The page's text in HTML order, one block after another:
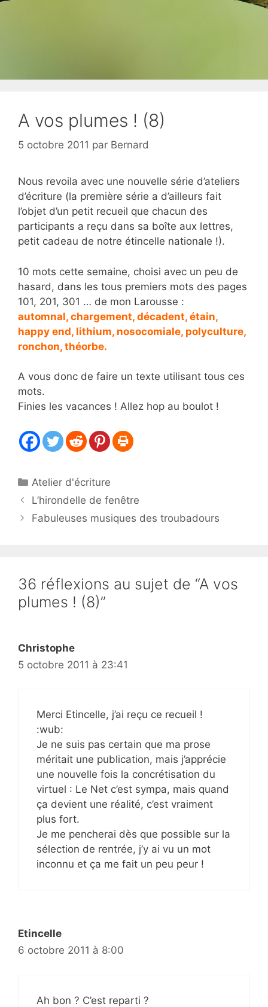
A vos plumes ! (8)
5 octobre 2011 par Bernard
Nous revoila avec une nouvelle série d’ateliers
d’écriture (la première série a d’ailleurs fait
l’objet d’un petit recueil que chacun des
participants a reçu dans sa boîte aux lettres,
petit cadeau de notre étincelle nationale !).
10 mots cette semaine, choisi avec un peu de
hasard, dans les tous premiers mots des pages
101, 201, 301 … de mon Larousse :
automnal, chargement, décadent, étain,
happy end, lithium, nosocomiale, polyculture,
ronchon, théorbe.
A vous donc de faire un texte utilisant tous ces
mots.
Finies les vacances ! Allez hop au boulot !
Catégories
Atelier d'écriture
L’hirondelle de fenêtre
Fabuleuses musiques des troubadours
36 réflexions au sujet de “A vos
plumes ! (8)”
Christophe
5 octobre 2011 à 23:41
Merci Etincelle, j’ai reçu ce recueil !
:wub:
Je ne suis pas certain que ma prose
méritait une publication, mais j’apprécie
une nouvelle fois la concrétisation du
virtuel : Le Net c’est sympa, mais quand
ça devient une réalité, c’est vraiment
plus fort.
Je me pencherai dès que possible sur la
sélection de rentrée, j’y ai vu un mot
inconnu et ça me fait un peu peur !
Etincelle
6 octobre 2011 à 8:00
Ah bon ? C’est reparti ?